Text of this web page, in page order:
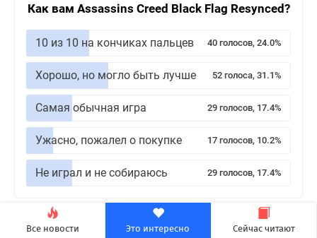
Все новости Это интересно Сейчас читают
Как вам Assassins Creed Black Flag Resynced?
10 из 10 на кончиках пальцев 40 голосов, 24.0%
Хорошо, но могло быть лучше 52 голоса, 31.1%
Самая обычная игра 29 голосов, 17.4%
Ужасно, пожалел о покупке 17 голосов, 10.2%
Не играл и не собираюсь 29 голосов, 17.4%
Теги: Игры